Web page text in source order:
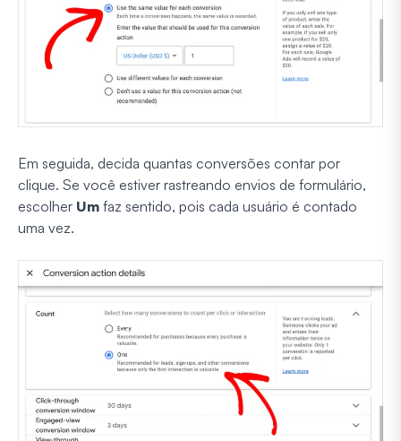
Em seguida, decida quantas conversões contar por
clique. Se você estiver rastreando envios de formulário,
escolher Um faz sentido, pois cada usuário é contado
uma vez.